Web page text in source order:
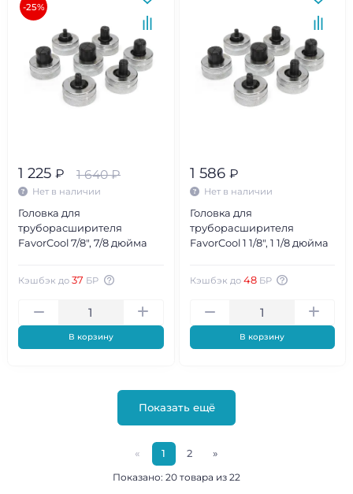
-25%
1 225 ₽ 1 640₽
Нет в наличии
Головка для
труборасширителя
FavorCool 7/8", 7/8 дюйма
Кэшбэк до 37 БР
В корзину
1 586 ₽
Нет в наличии
Головка для
труборасширителя
FavorCool 1 1/8", 1 1/8 дюйма
Кэшбэк до 48 БР
В корзину
Показать ещё
« 1 2
»
Показано: 20 товара из 22